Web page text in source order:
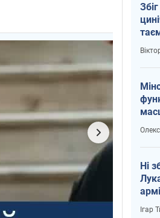
і
Ні
Ігар